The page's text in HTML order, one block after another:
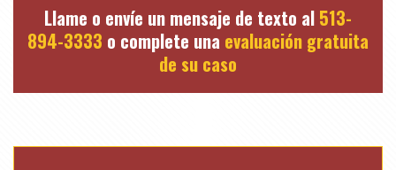
Llame o envíe un mensaje de texto al 513-
894-3333 o complete una evaluación gratuita
de su caso